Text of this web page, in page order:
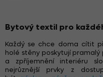
Bytový textil pro
Každý se chce doma cítit
holé stěny poskytují
a zpříjemnění interiéru
nejrůznější prvky z